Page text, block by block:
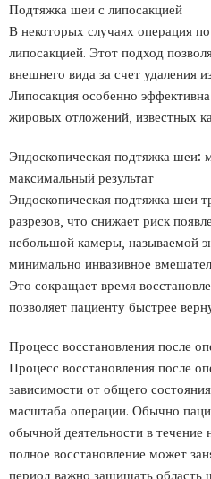
Подтяжка шеи с липосакцией
В некоторых случаях операция
липосакцией. Этот подход
внешнего вида за счет удаления
Липосакция особенно
жировых отложений, известных
Эндоскопическая подтяжка шеи:
максимальный результат
Эндоскопическая подтяжка шеи
разрезов, что снижает риск
небольшой камеры, называемой
минимально инвазивное
Это сокращает время
позволяет пациенту быстрее
Процесс восстановления после
Процесс восстановления после
зависимости от общего
масштаба операции. Обычно
обычной деятельности в течение
полное восстановление может
период важно защищать область